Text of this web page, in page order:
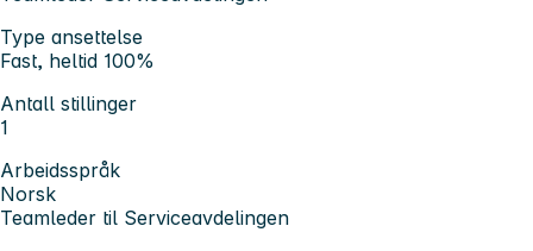
Type ansettelse
Fast, heltid 100%
Antall stillinger
1
Arbeidsspråk
Norsk
Teamleder til Serviceavdelingen